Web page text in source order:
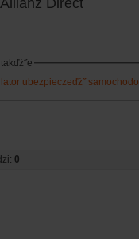
Allianz Direct
ubezpieczeďż˝
0